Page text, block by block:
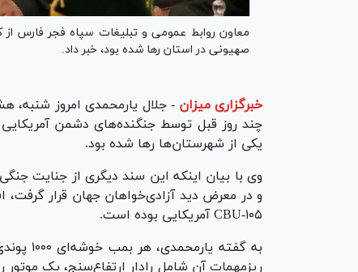
صهیونی در استان رها شده بود، خبر داد.
خبرگزاری میزان - جلال یارمحمدی امروز
چند روز قبل توسط جنگنده‌های دشمن
یکی از شهرستان‌ها رها شده بود.
وی با بیان اینکه این سند دیگری از جنایت
CBU-۱۰۵ آمریکایی بوده است.